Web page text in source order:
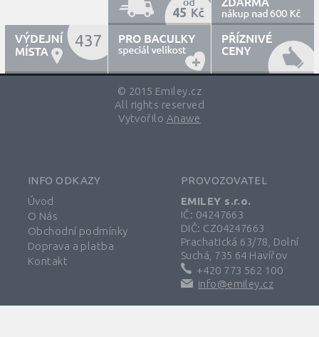
45 600
437
© 2015 Emiley.cz
All rights reserved
Vytvořilo Anawe
INFO ODKAZY
Úvod
O Nás
Obchodní podmínky
Doprava a platba
Kontakt
PROVOZOVATEL
EMILEY s.r.o.
IČ: 04247663
DIČ: CZ04247663
Prachatická 63/78, Dolní
Suchá, 735 64 Havířov
+420 773 562 100
info@emiley.cz